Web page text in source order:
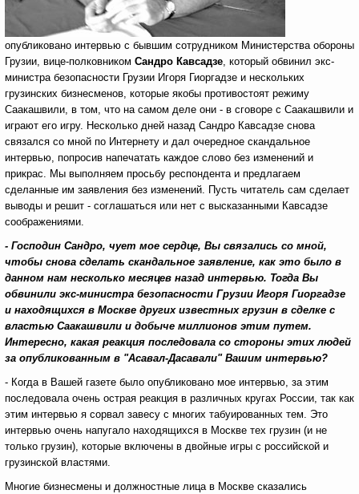
опубликовано интервью с бывшим сотрудником Министерства обороны
Грузии, вице-полковником Сандро Кавсадзе, который обвинил экс-
министра безопасности Грузии Игоря Гиоргадзе и нескольких
грузинских бизнесменов, которые якобы противостоят режиму
Саакашвили, в том, что на самом деле они - в сговоре с Саакашвили и
играют его игру. Несколько дней назад Сандро Кавсадзе снова
связался со мной по Интернету и дал очередное скандальное
интервью, попросив напечатать каждое слово без изменений и
прикрас. Мы выполняем просьбу респондента и предлагаем
сделанные им заявления без изменений. Пусть читатель сам сделает
выводы и решит - соглашаться или нет с высказанными Кавсадзе
соображениями.
- Господин Сандро, чует мое сердце, Вы связались со мной,
чтобы снова сделать скандальное заявление, как это было в
данном нам несколько месяцев назад интервью. Тогда Вы
обвинили экс-министра безопасности Грузии Игоря Гиоргадзе
и находящихся в Москве других известных грузин в сделке с
властью Саакашвили и добыче миллионов этим путем.
Интересно, какая реакция последовала со стороны этих людей
за опубликованным в "Асавал-Дасавали" Вашим интервью?
- Когда в Вашей газете было опубликовано мое интервью, за этим
последовала очень острая реакция в различных кругах России, так как
этим интервью я сорвал завесу с многих табуированных тем. Это
интервью очень напугало находящихся в Москве тех грузин (и не
только грузин), которые включены в двойные игры с российской и
грузинской властями.
Многие бизнесмены и должностные лица в Москве сказались